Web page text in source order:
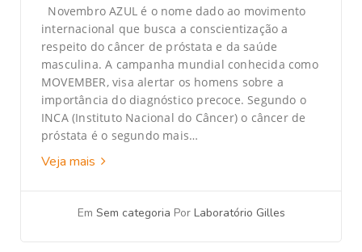
Novembro AZUL é o nome dado ao movimento
internacional que busca a conscientização a
respeito do câncer de próstata e da saúde
masculina. A campanha mundial conhecida como
MOVEMBER, visa alertar os homens sobre a
importância do diagnóstico precoce. Segundo o
INCA (Instituto Nacional do Câncer) o câncer de
próstata é o segundo mais…
Veja mais
Em Sem categoria Por Laboratório Gilles